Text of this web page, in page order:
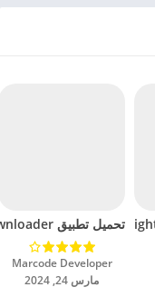
تحميل تطبيق mp4 video downloader مهكر للاندرويد 2024
Marcode Developer‏
مارس 24, 2024